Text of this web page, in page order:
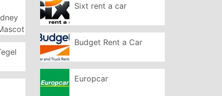
Sixt rent a car
Budget Rent a Car
Europcar